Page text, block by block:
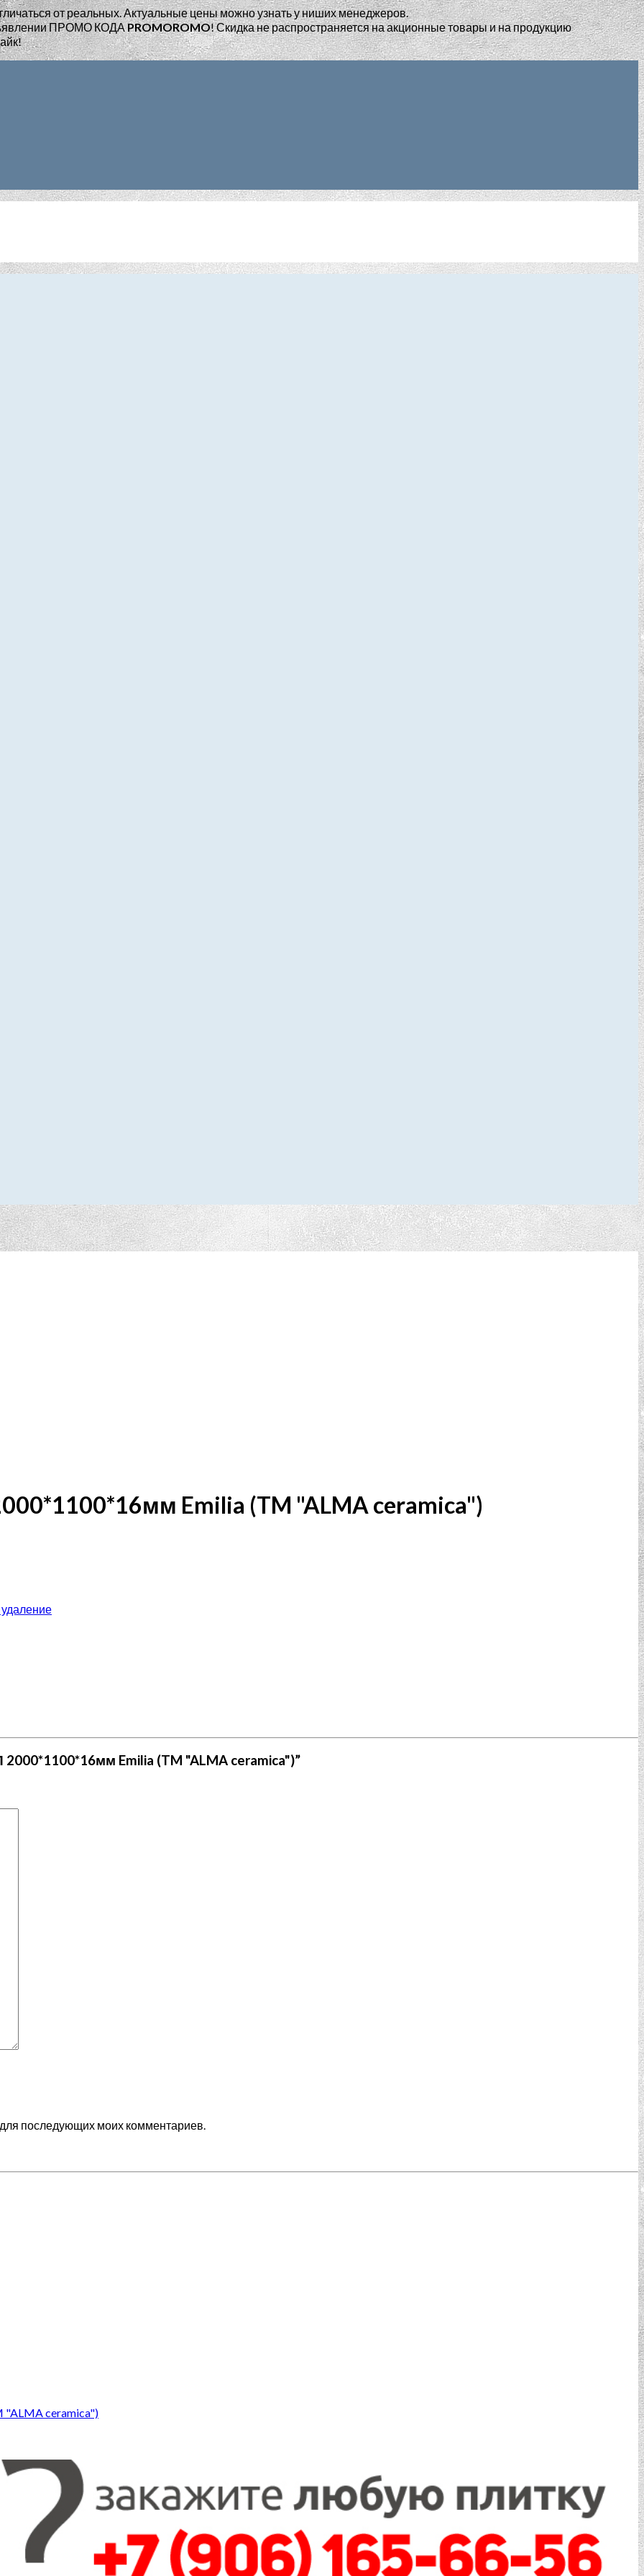
от реальных. Актуальные цены можно узнать у ниших менеджеров.
ПРОМО КОДАPROMOROMO!Скидка не распространяется на акционные товары и на продукцию
Emilia (TM "ALMA ceramica")
Emilia (TM "ALMA ceramica")”
последующих моих комментариев.
"ALMA ceramica")
ceramica")